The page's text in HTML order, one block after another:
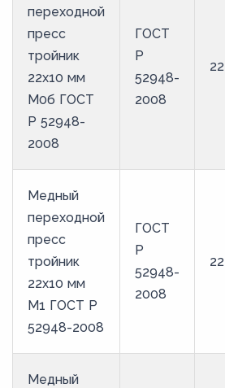
переходной
пресс
тройник
22х10 мм
М0б ГОСТ
Р 52948-
2008
ГОСТ
Р
52948-
2008
22
Медный
переходной
пресс
тройник
22х10 мм
М1 ГОСТ Р
52948-2008
ГОСТ
Р
52948-
2008
22
Медный